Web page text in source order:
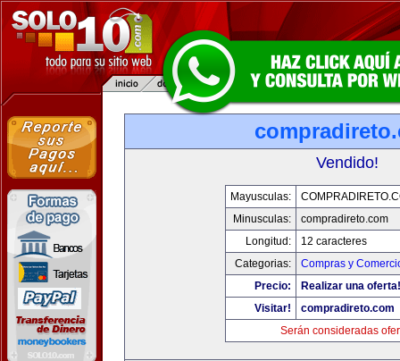
Vendido!
Mayusculas:
Minusculas:
compradireto.com
Longitud:
12 caracteres
Categorias:
Compras y
Precio:
Realizar una oferta!
Visitar!
compradireto.com
Serán consideradas